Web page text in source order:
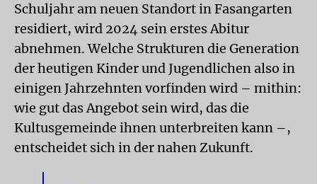
Schuljahr am neuen Standort in Fasangarten
residiert, wird 2024 sein erstes Abitur
abnehmen. Welche Strukturen die Generation
der heutigen Kinder und Jugendlichen also in
einigen Jahrzehnten vorfinden wird – mithin:
wie gut das Angebot sein wird, das die
Kultusgemeinde ihnen unterbreiten kann –,
entscheidet sich in der nahen Zukunft.